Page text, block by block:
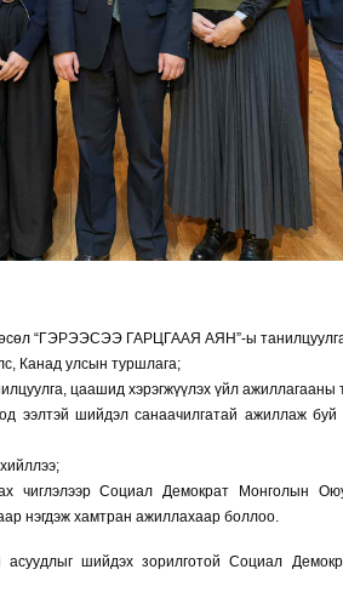
“ГЭРЭЭСЭЭ ГАРЦГААЯ АЯН”-ы
Канад улсын туршлага;
цаашид хэрэгжүүлэх үйл ажиллагааны
ээлтэй шийдэл санаачилгатай ажиллаж буй
чиглэлээр Социал Демократ Монголын
нэгдэж хамтран ажиллахаар боллоо.
асуудлыг шийдэх зорилготой Социал